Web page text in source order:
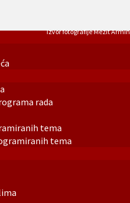
rada
tema
tema
Izvor fotografije Mezit Armin